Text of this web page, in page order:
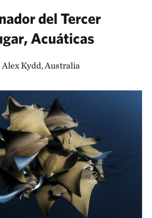
del Tercer
Acuáticas
Alex Kydd, Australia